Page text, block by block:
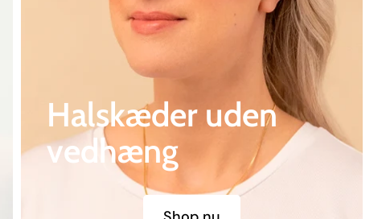
Halskæder uden
vedhæng